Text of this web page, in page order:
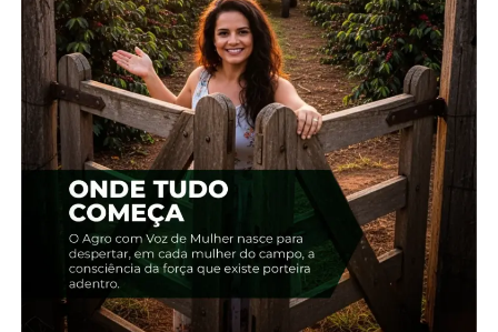
Relacionado
Cotação agrícola para
região de Irati
10 de janeiro, 2024
Em "Irati"
Cotação agrícola para
região de Irati
23 de janeiro, 2024
Em "Irati"
Cotação agrícola para
região de Irati
16 de janeiro, 2024
Em "Irati"
TÓPICOS RELACIONADOS: